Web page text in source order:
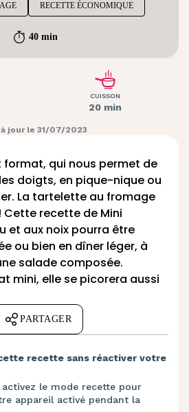
RECETTE ÉCONOMIQUE
40 min
CUISSON
20 min
à jour le 31/07/2023
format, qui nous permet de
doigts, en pique-nique ou
La tartelette au fromage
recette de Mini
et aux noix pourra être
ou bien en dîner léger, à
salade composée.
mini, elle se picorera aussi
PARTAGER
recette sans réactiver votre
le mode recette pour
appareil activé pendant la